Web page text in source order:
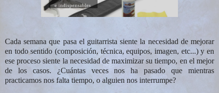
Cada semana que pasa el guitarrista siente la necesidad de mejorar
en todo sentido (composición, técnica, equipos, imagen, etc...) y en
ese proceso siente la necesidad de maximizar su tiempo, en el mejor
de los casos. ¿Cuántas veces nos ha pasado que mientras
practicamos nos falta tiempo, o alguien nos interrumpe?